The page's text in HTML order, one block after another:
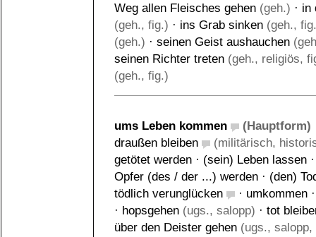
Weg allen Fleisches gehen (geh.) · in
(geh., fig.) · ins Grab sinken (geh.,
(geh.) · seinen Geist aushauchen
seinen Richter treten (geh., religiös,
(geh., fig.)
ums Leben kommen (Hauptform)
draußen bleiben
(militärisch,
getötet werden · (sein) Leben lassen
Opfer (des / der ...) werden · (den)
tödlich verunglücken
· umkommen
· hopsgehen (ugs., salopp) · tot
über den Deister gehen (ugs.,